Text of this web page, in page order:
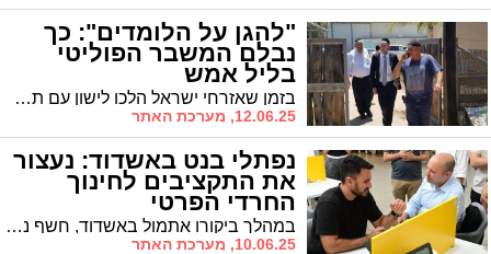
"להגן על הלומדים": כך
נבלם המשבר הפוליטי
בליל אמש
בזמן שאזרחי ישראל הלכו לישון עם תחושה של כאוס פוליטי, שניים ניהלו את המשחק הדק והמורכב של הפוליטיקה הישראלית: סגן השר אורי מקלב ויו"ר ש"ס אריה דרעי. לא בגלוי, לא בוועדות הכנסת, אלא בחדרי הכוח האמיתיים שבהם נולדות ההחלטות. כך נבלם אמש המשבר הפוליטי
12.06.25, מערכת האתר
נפתלי בנט באשדוד: נעצור
את התקציבים לחינוך
החרדי הפרטי
במהלך ביקורו אתמול באשדוד, חשף נפתלי בנט, המבקש להתמודד על ראשות הממשלה פעם נוספת, את משנתו בנושאים הנוגעים לציבור החרדי. "מי שרוצה ללמוד במערכת חינוך פרטית/חרדית שאינה עונה על צרכי המדינה, שיממן זאת מכיסו, לא מכיסם של תושבי מדינת ישראל", אמר במהלך ביקור בביתו של מו"ל 'אשדוד נט' איל בן שמחון
10.06.25, מערכת האתר